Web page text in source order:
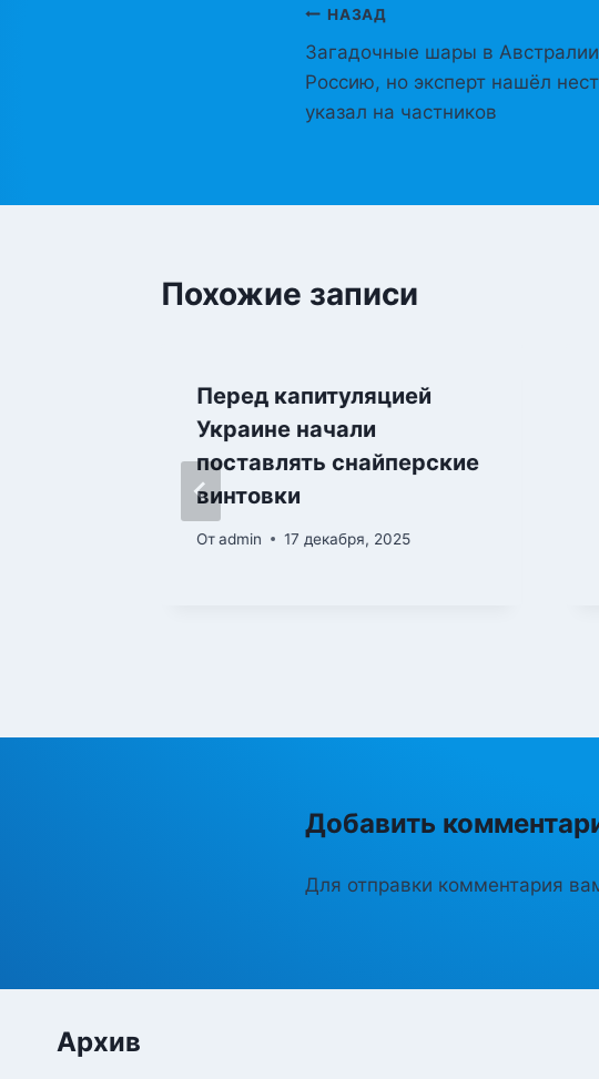
Навигация
по
записям
НАЗАД
Загадочные шары в
Россию, но эксперт нашёл
указал на частников
Похожие записи
Перед капитуляцией
Украине начали
поставлять снайперские
винтовки
Отadmin 17 декабря, 2025
Добавить
Для отправки комментария
Архив